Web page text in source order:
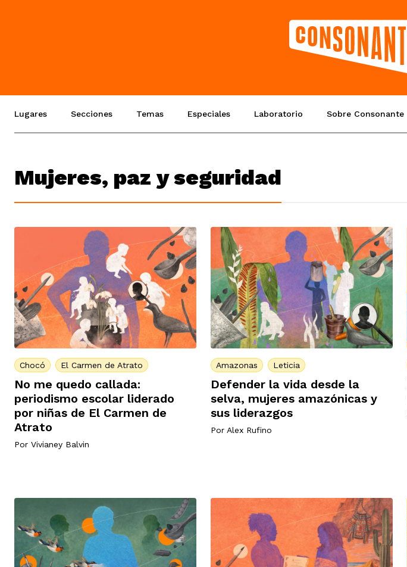
Lugares Secciones Temas Especiales Laboratorio Sobre Consonante
Mujeres, paz y seguridad
Chocó El Carmen de Atrato
No me quedo callada:
periodismo escolar liderado
por niñas de El Carmen de
Atrato
Por Vivianey Balvin
Amazonas Leticia
Defender la vida desde la
selva, mujeres amazónicas y
sus liderazgos
Por Alex Rufino